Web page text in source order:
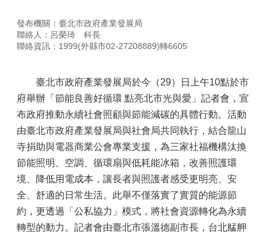
發布機關：臺北市政府產業發展局
聯絡人：呂榮琦 科長
聯絡資訊：1999(外縣市02-27208889)轉6605
臺北市政府產業發展局於今（29）日上午10點於市
府舉辦「節能良善好循環 點亮北市光與愛」記者會，宣
布政府推動永續社會照顧與節能減碳的具體行動。活動
由臺北市政府產業發展局與社會局共同執行，結合龍山
寺捐助與電器商業公會專業支援，為三家社福機構汰換
節能照明、空調、循環扇與低耗能冰箱，改善照護環
境、降低用電成本，讓長者與照護者感受更明亮、安
全、舒適的日常生活。此舉不僅落實了實質的能源節
約，更透過「公私協力」模式，將社會資源轉化為永續
轉型的動力。記者會由臺北市張溫德副市長，台北艋舺